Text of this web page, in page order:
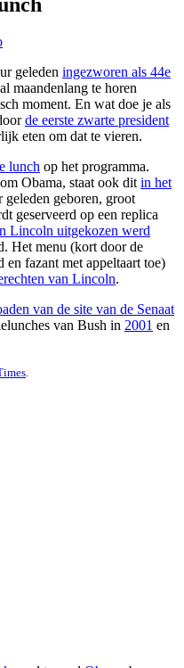
geleden ingezworen als 44e
maandenlang te horen
moment. En wat doe je als
de eerste zwarte president
eten om dat te vieren.
lunch op het programma.
Obama, staat ook ditin het
geleden geboren, groot
geserveerd op een replica
Lincoln uitgekozen werd
Het menu (kort door de
fazant met appeltaart toe)
van Lincoln.
van de site van de Senaat
van Bush in 2001 en
.